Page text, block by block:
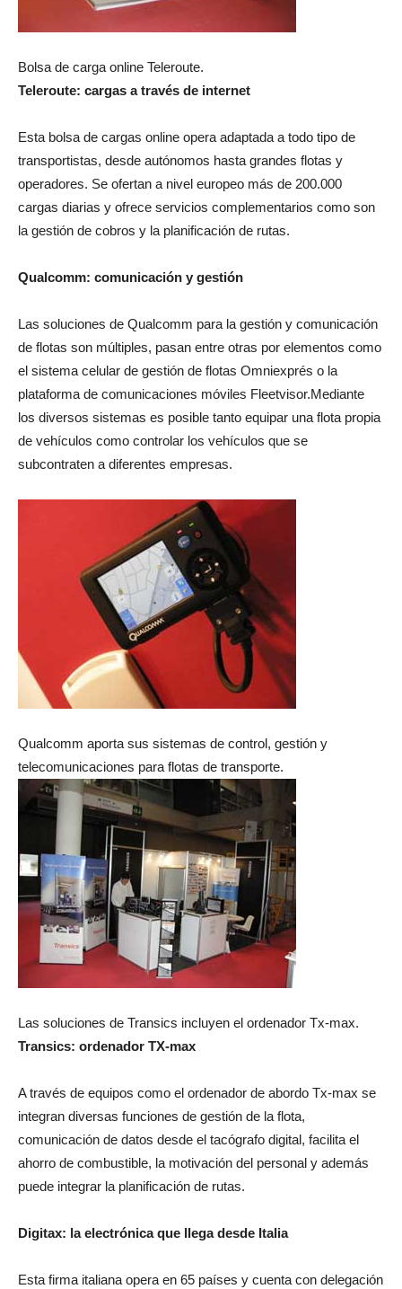
Bolsa de carga online Teleroute.
Teleroute: cargas a través de internet
Esta bolsa de cargas online opera adaptada a todo tipo de
transportistas, desde autónomos hasta grandes flotas y
operadores. Se ofertan a nivel europeo más de 200.000
cargas diarias y ofrece servicios complementarios como son
la gestión de cobros y la planificación de rutas.
Qualcomm: comunicación y gestión
Las soluciones de Qualcomm para la gestión y comunicación
de flotas son múltiples, pasan entre otras por elementos como
el sistema celular de gestión de flotas Omniexprés o la
plataforma de comunicaciones móviles Fleetvisor.Mediante
los diversos sistemas es posible tanto equipar una flota propia
de vehículos como controlar los vehículos que se
subcontraten a diferentes empresas.
Qualcomm aporta sus sistemas de control, gestión y
telecomunicaciones para flotas de transporte.
Las soluciones de Transics incluyen el ordenador Tx-max.
Transics: ordenador TX-max
A través de equipos como el ordenador de abordo Tx-max se
integran diversas funciones de gestión de la flota,
comunicación de datos desde el tacógrafo digital, facilita el
ahorro de combustible, la motivación del personal y además
puede integrar la planificación de rutas.
Digitax: la electrónica que llega desde Italia
Esta firma italiana opera en 65 países y cuenta con delegación